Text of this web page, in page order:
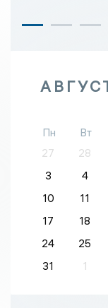
Пн Вт
27
28
3
4
10
11
17
18
24
25
31
1